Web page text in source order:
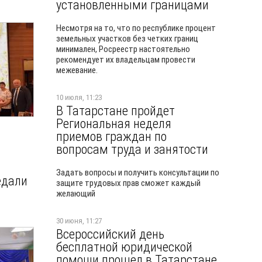
установленными границами
Несмотря на то, что по республике процент
земельных участков без четких границ
минимален, Росреестр настоятельно
рекомендует их владельцам провести
межевание.
10 июля, 11:23
В Татарстане пройдет
Региональная неделя
приемов граждан по
вопросам труда и занятости
Задать вопросы и получить консультации по
защите трудовых прав сможет каждый
желающий
30 июня, 11:27
Всероссийский день
бесплатной юридической